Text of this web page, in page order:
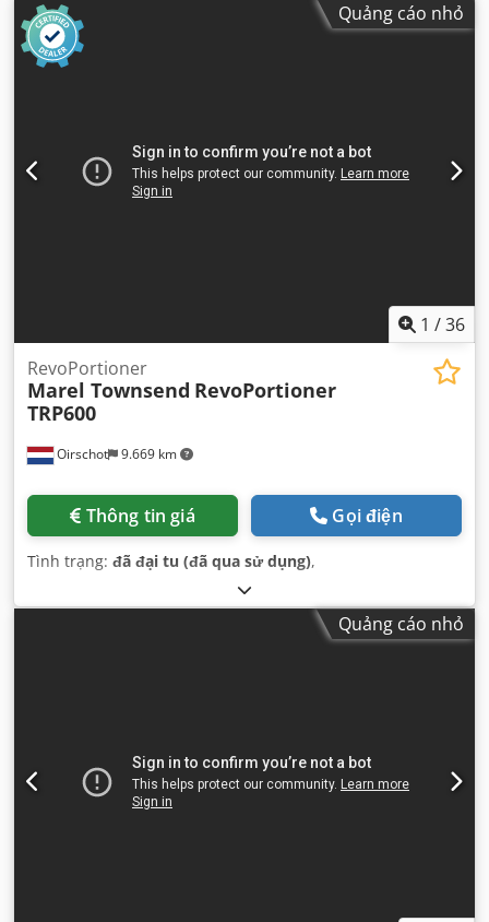
Quảng cáo nhỏ
1 /36
Oirschot 9.669 km
RevoPortioner
Marel Townsend RevoPortioner
TRP600
Thông tin giá Gọi điện
Tình trạng: đã đại tu (đã qua sử dụng),
Quảng cáo nhỏ